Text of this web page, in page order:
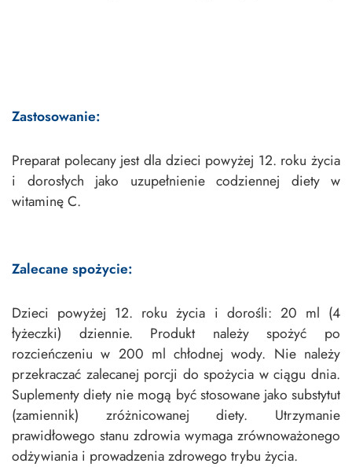
Zastosowanie:
Preparat polecany jest dla dzieci powyżej 12. roku życia
i dorosłych jako uzupełnienie codziennej diety w
witaminę C.
Zalecane spożycie:
Dzieci powyżej 12. roku życia i dorośli: 20 ml (4
łyżeczki) dziennie. Produkt należy spożyć po
rozcieńczeniu w 200 ml chłodnej wody. Nie należy
przekraczać zalecanej porcji do spożycia w ciągu dnia.
Suplementy diety nie mogą być stosowane jako substytut
(zamiennik) zróżnicowanej diety. Utrzymanie
prawidłowego stanu zdrowia wymaga zrównoważonego
odżywiania i prowadzenia zdrowego trybu życia.